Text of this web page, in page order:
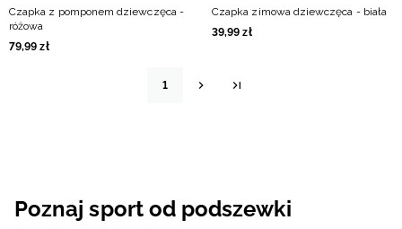
Czapka z pomponem dziewczęca -
różowa
79,99 zł
Czapka zimowa dziewczęca - biała
39,99 zł
1
Poznaj sport od podszewki